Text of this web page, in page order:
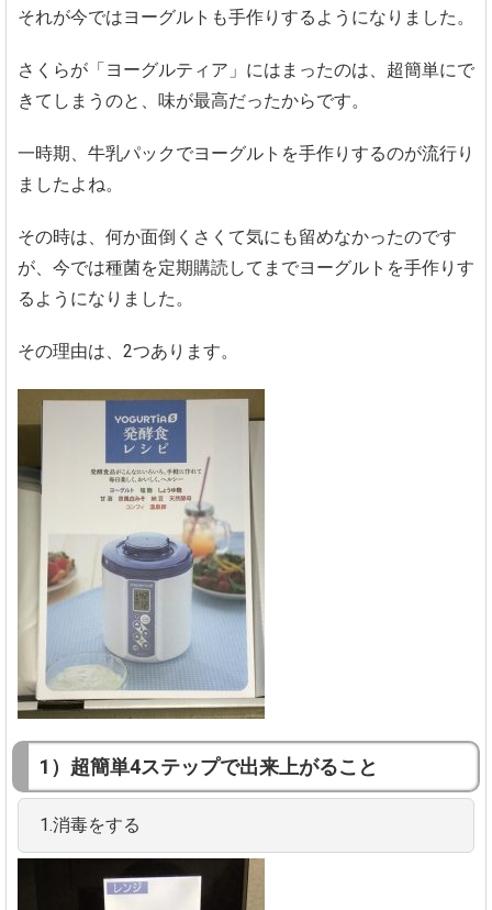
それが今ではヨーグルトも手作りするようになりました。
さくらが「ヨーグルティア」にはまったのは、超簡単にで
きてしまうのと、味が最高だったからです。
一時期、牛乳パックでヨーグルトを手作りするのが流行り
ましたよね。
その時は、何か面倒くさくて気にも留めなかったのです
が、今では種菌を定期購読してまでヨーグルトを手作りす
るようになりました。
その理由は、2つあります。
1）超簡単4ステップで出来上がること
1.消毒をする